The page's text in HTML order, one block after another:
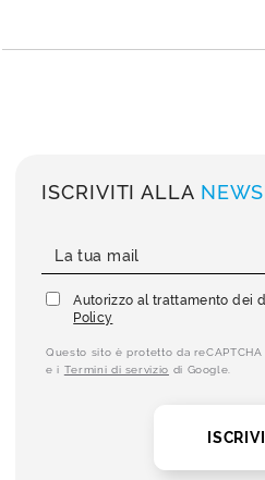
ISCRIVITI ALLA
Autorizzo al trattamento dei
Policy
Questo sito è protetto da
e i Termini di servizio di Google.